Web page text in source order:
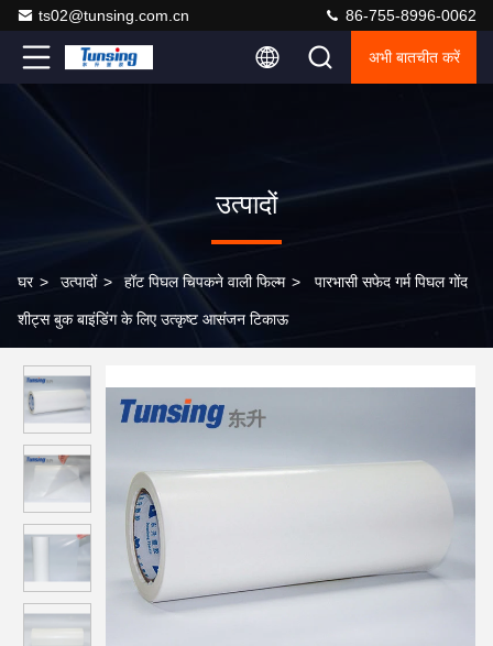
ts02@tunsing.com.cn 86-755-8996-0062
अभी बातचीत करें
उत्पादों
घर > उत्पादों > हॉट पिघल चिपकने वाली फिल्म > पारभासी सफेद गर्म पिघल गोंद
शीट्स बुक बाइंडिंग के लिए उत्कृष्ट आसंजन टिकाऊ